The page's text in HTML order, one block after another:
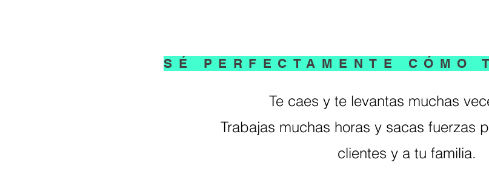
SÉ PERFECTAMENTE
Te caes y te levantas muchas
Trabajas muchas horas y sacas fuerzas
clientes y a tu familia.